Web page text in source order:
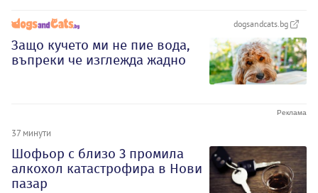
dogsandcats.bg
Защо кучето ми не пие вода,
въпреки че изглежда жадно
37 минути
Шофьор с близо 3 промила
алкохол катастрофира в Нови
пазар